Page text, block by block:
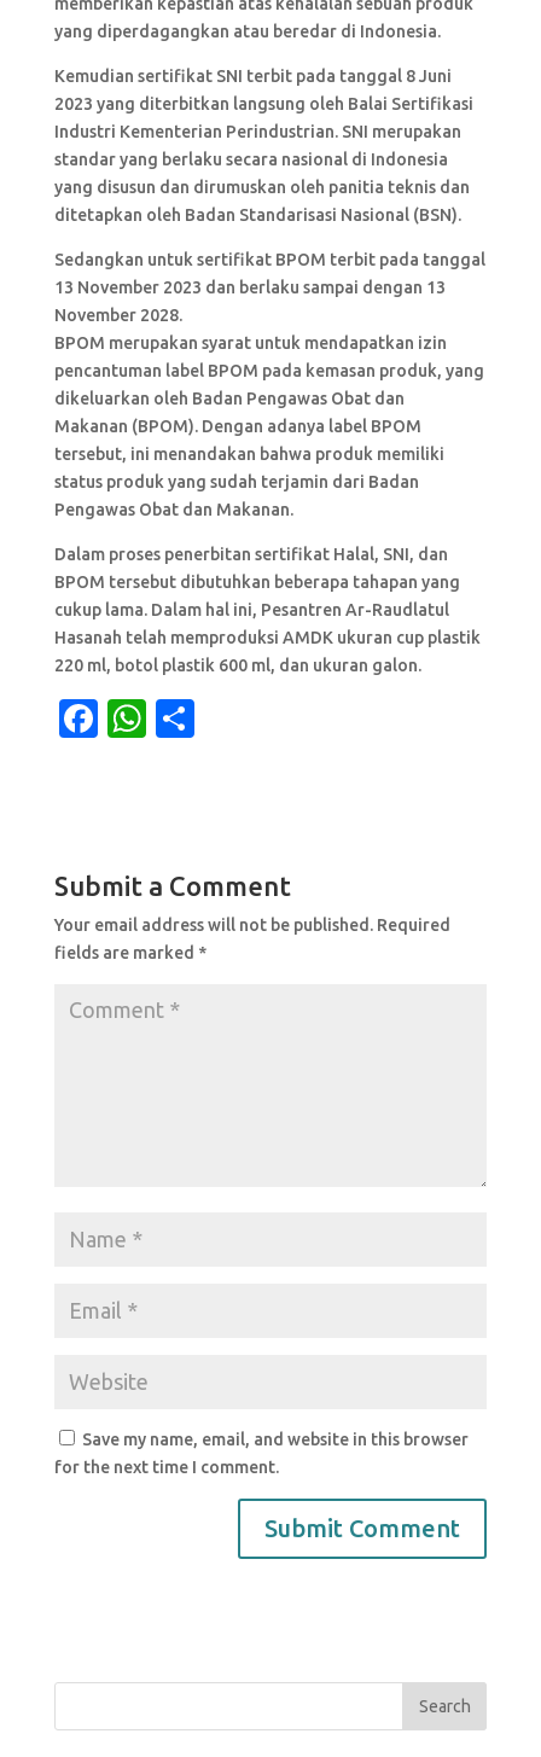
memberikan kepastian atas kehalalan sebuah produk
yang diperdagangkan atau beredar di Indonesia.
Kemudian sertifikat SNI terbit pada tanggal 8 Juni
2023 yang diterbitkan langsung oleh Balai Sertifikasi
Industri Kementerian Perindustrian. SNI merupakan
standar yang berlaku secara nasional di Indonesia
yang disusun dan dirumuskan oleh panitia teknis dan
ditetapkan oleh Badan Standarisasi Nasional (BSN).
Sedangkan untuk sertifikat BPOM terbit pada tanggal
13 November 2023 dan berlaku sampai dengan 13
November 2028.
BPOM merupakan syarat untuk mendapatkan izin
pencantuman label BPOM pada kemasan produk, yang
dikeluarkan oleh Badan Pengawas Obat dan
Makanan (BPOM). Dengan adanya label BPOM
tersebut, ini menandakan bahwa produk memiliki
status produk yang sudah terjamin dari Badan
Pengawas Obat dan Makanan.
Dalam proses penerbitan sertifikat Halal, SNI, dan
BPOM tersebut dibutuhkan beberapa tahapan yang
cukup lama. Dalam hal ini, Pesantren Ar-Raudlatul
Hasanah telah memproduksi AMDK ukuran cup plastik
220 ml, botol plastik 600 ml, dan ukuran galon.
F
b
o
o
W
A
p
p
Submit a Comment
Your email address will not be published. Required
fields are marked *
Save my name, email, and website in this browser
for the next time I comment.